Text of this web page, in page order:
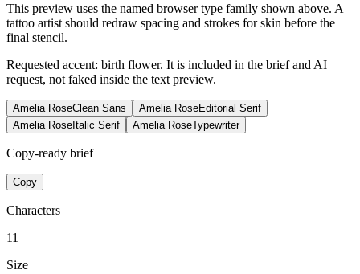
This preview uses the named browser type family shown above. A
tattoo artist should redraw spacing and strokes for skin before the
final stencil.
Requested accent: birth flower. It is included in the brief and AI
request, not faked inside the text preview.
Amelia RoseClean Sans Amelia RoseEditorial Serif
Amelia Rose Italic Serif Amelia RoseTypewriter
Copy-ready brief
Copy
Characters
11
Size